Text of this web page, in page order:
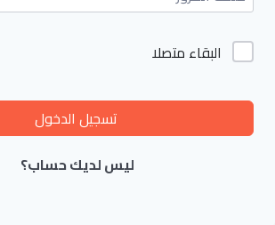
البقاء متصلا
تسجيل الدخول
ليس لديك حساب؟